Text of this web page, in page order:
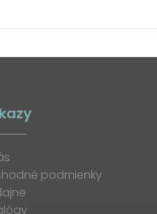
podmienky